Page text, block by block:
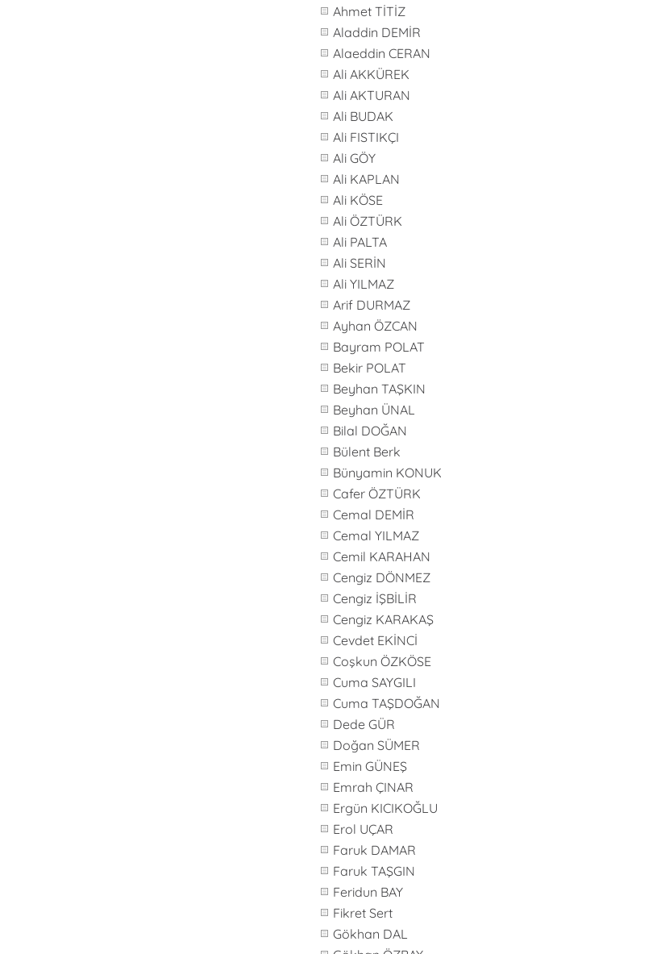
Ahmet TİTİZ
Aladdin DEMİR
Alaeddin CERAN
Ali AKKÜREK
Ali AKTURAN
Ali BUDAK
Ali FISTIKÇI
Ali GÖY
Ali KAPLAN
Ali KÖSE
Ali ÖZTÜRK
Ali PALTA
Ali SERİN
Ali YILMAZ
Arif DURMAZ
Ayhan ÖZCAN
Bayram POLAT
Bekir POLAT
Beyhan TAŞKIN
Beyhan ÜNAL
Bilal DOĞAN
Bülent Berk
Bünyamin KONUK
Cafer ÖZTÜRK
Cemal DEMİR
Cemal YILMAZ
Cemil KARAHAN
Cengiz DÖNMEZ
Cengiz İŞBİLİR
Cengiz KARAKAŞ
Cevdet EKİNCİ
Coşkun ÖZKÖSE
Cuma SAYGILI
Cuma TAŞDOĞAN
Dede GÜR
Doğan SÜMER
Emin GÜNEŞ
Emrah ÇINAR
Ergün KICIKOĞLU
Erol UÇAR
Faruk DAMAR
Faruk TAŞGIN
Feridun BAY
Fikret Sert
Gökhan DAL